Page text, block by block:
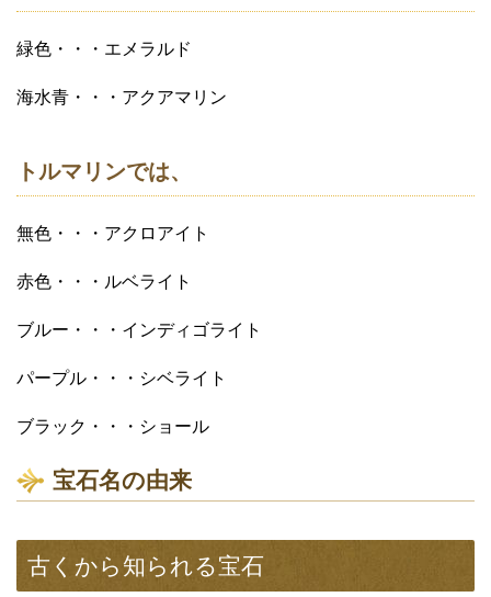
緑色・・・エメラルド
海水青・・・アクアマリン
トルマリンでは、
無色・・・アクロアイト
赤色・・・ルベライト
ブルー・・・インディゴライト
パープル・・・シベライト
ブラック・・・ショール
宝石名の由来
古くから知られる宝石